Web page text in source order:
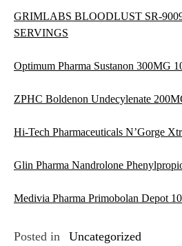
GRIMLABS BLOODLUST SR-
SERVINGS
Optimum Pharma Sustanon 300MG
ZPHC Boldenon Undecylenate
Hi-Tech Pharmaceuticals N’Gorge
Glin Pharma Nandrolone
Medivia Pharma Primobolan Depot
Posted in Uncategorized